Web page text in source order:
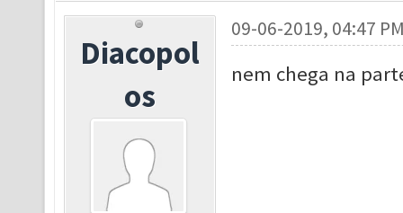
Diacopol
os
09-06-2019, 04:47
nem chega na